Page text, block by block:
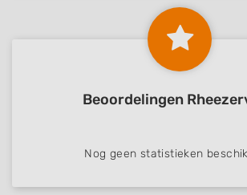
Beoordelingen
Nog geen statistieken